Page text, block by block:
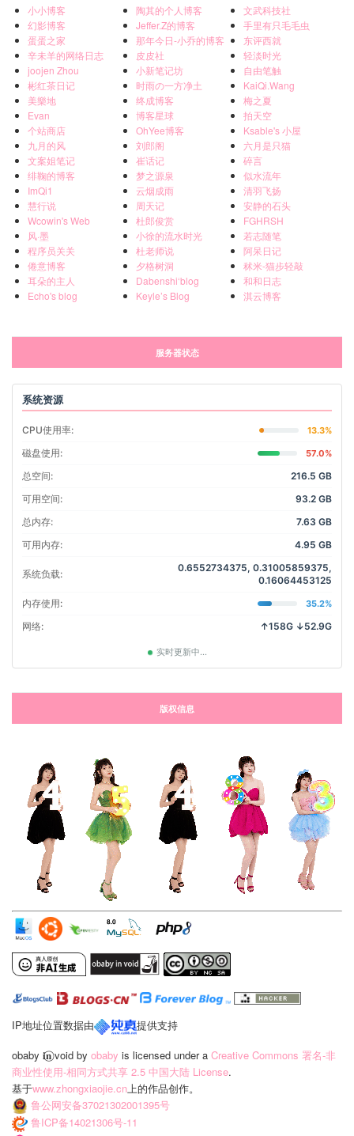
小小博客
幻影博客
蛋蛋之家
辛未羊的网络日志
joojen Zhou
彬红茶日记
美樂地
Evan
个站商店
九月的风
文案姐笔记
绯鞠的博客
ImQi1
慧行说
Wcowin's Web
风·墨
程序员关关
倦意博客
耳朵的主人
Echo's blog
陶其的个人博客
Jeffer.Z的博客
那年今日-小乔的博客
皮皮社
小新笔记坊
时雨の一方净土
终成博客
博客星球
OhYee博客
刘郎阁
崔话记
梦之源泉
云烟成雨
周天记
杜郎俊赏
小徐的流水时光
杜老师说
夕格树洞
Dabenshi‘blog
Keyle’s Blog
文武科技社
手里有只毛毛虫
东评西就
轻淡时光
自由笔触
KaiQi.Wang
梅之夏
拍天空
Ksable's 小屋
六月是只猫
碎言
似水流年
清羽飞扬
安静的石头
FGHRSH
若志随笔
阿呆日记
秫米-猫步轻敲
和和日志
淇云博客
服务器状态
系统资源
CPU使用率: 13.3%
磁盘使用: 57.0%
总空间:
216.5 GB
可用空间:
93.2 GB
总内存:
7.63 GB
可用内存:
4.95 GB
系统负载:
0.6552734375, 0.31005859375,
0.16064453125
内存使用:
35.2%
网络: ↑158G ↓52.9G
实时更新中...
版权信息
IP地址位置数据由
提供支持
obaby 𝐢‍𝐧⃝ void by obaby is licensed under a Creative Commons 署名-非
商业性使用-相同方式共享 2.5 中国大陆 License.
基于www.zhongxiaojie.cn 上的作品创作。
鲁公网安备37021302001395号
鲁ICP备14021306号-11